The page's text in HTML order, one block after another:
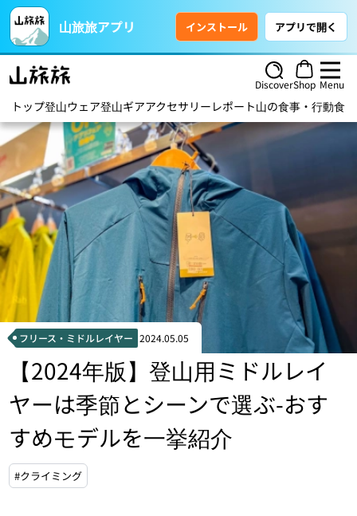
山旅旅アプリ インストール アプリで開く
DiscoverShop Menu
トップ登山ウェア登山ギアアクセサリー レポート山の食事・行動食
フリース・ミドルレイヤー 2024.05.05
【2024年版】登山用ミドルレイ
ヤーは季節とシーンで選ぶ-おす
すめモデルを一挙紹介
#クライミング